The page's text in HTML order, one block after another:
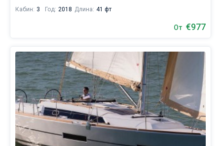
Ближайшие
Марина,
Марина
Зеа,
Марина
Дельта
Каллитэа,
Флисвос
Марина.
Кабин: 3 Год: 2018 Длина: 41 фт
От €977